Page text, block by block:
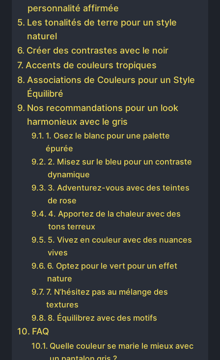
personnalité affirmée
Les tonalités de terre pour un style
naturel
Créer des contrastes avec le noir
Accents de couleurs tropiques
Associations de Couleurs pour un Style
Équilibré
Nos recommandations pour un look
harmonieux avec le gris
1. Osez le blanc pour une palette
épurée
2. Misez sur le bleu pour un contraste
dynamique
3. Adventurez-vous avec des teintes
de rose
4. Apportez de la chaleur avec des
tons terreux
5. Vivez en couleur avec des nuances
vives
6. Optez pour le vert pour un effet
nature
7. N’hésitez pas au mélange des
textures
8. Équilibrez avec des motifs
FAQ
Quelle couleur se marie le mieux avec